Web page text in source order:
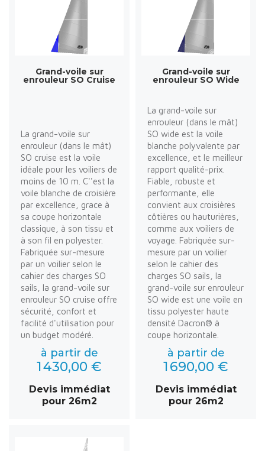
Grand-voile sur
enrouleur SO Cruise
La grand-voile sur
enrouleur (dans le mât)
SO cruise est la voile
idéale pour les voiliers de
moins de 10 m. C''est la
voile blanche de croisière
par excellence, grace à
sa coupe horizontale
classique, à son tissu et
à son fil en polyester.
Fabriquée sur-mesure
par un voilier selon le
cahier des charges SO
sails, la grand-voile sur
enrouleur SO cruise offre
sécurité, confort et
facilité d'utilisation pour
un budget modéré.
à partir de
1 430,00 €
Devis immédiat
pour 26m2
Grand-voile sur
enrouleur SO Wide
La grand-voile sur
enrouleur (dans le mât)
SO wide est la voile
blanche polyvalente par
excellence, et le meilleur
rapport qualité-prix.
Fiable, robuste et
performante, elle
convient aux croisières
côtières ou hauturières,
comme aux voiliers de
voyage. Fabriquée sur-
mesure par un voilier
selon le cahier des
charges SO sails, la
grand-voile sur enrouleur
SO wide est une voile en
tissu polyester haute
densité Dacron® à
coupe horizontale.
à partir de
1 690,00 €
Devis immédiat
pour 26m2